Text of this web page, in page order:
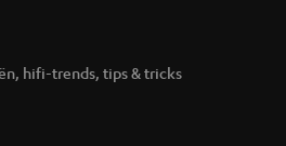
hifi-trends, tips & tricks